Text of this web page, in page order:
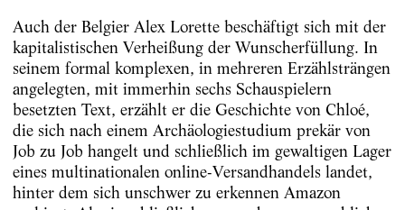
Auch der Belgier Alex Lorette beschäftigt sich mit der
kapitalistischen Verheißung der Wunscherfüllung. In
seinem formal komplexen, in mehreren Erzählsträngen
angelegten, mit immerhin sechs Schauspielern
besetzten Text, erzählt er die Geschichte von Chloé,
die sich nach einem Archäologiestudium prekär von
Job zu Job hangelt und schließlich im gewaltigen Lager
eines multinationalen online-Versandhandels landet,
hinter dem sich unschwer zu erkennen Amazon